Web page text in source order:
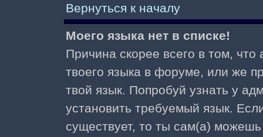
Вернуться к началу
Моего языка нет в списке!
Причина скорее всего в том,
твоего языка в форуме, или же
твой язык. Попробуй узнать у
установить требуемый язык.
существует, то ты сам(а)